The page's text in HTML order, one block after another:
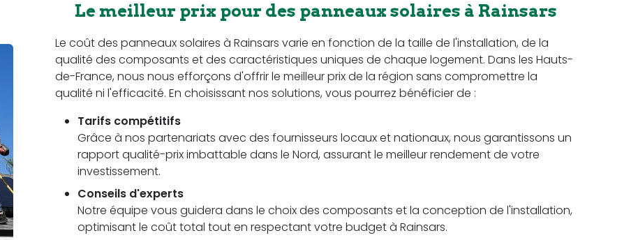
Le meilleur prix pour des panneaux solaires à Rainsars
Le coût des panneaux solaires à Rainsars varie en fonction de la taille de l'installation, de la
qualité des composants et des caractéristiques uniques de chaque logement. Dans les Hauts-
de-France, nous nous efforçons d'offrir le meilleur prix de la région sans compromettre la
qualité ni l'efficacité. En choisissant nos solutions, vous pourrez bénéficier de :
Tarifs compétitifs
Grâce à nos partenariats avec des fournisseurs locaux et nationaux, nous garantissons un
rapport qualité-prix imbattable dans le Nord, assurant le meilleur rendement de votre
investissement.
Conseils d'experts
Notre équipe vous guidera dans le choix des composants et la conception de l'installation,
optimisant le coût total tout en respectant votre budget à Rainsars.